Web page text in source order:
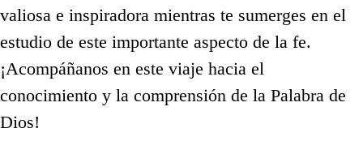
valiosa e inspiradora mientras te sumerges en el
estudio de este importante aspecto de la fe.
¡Acompáñanos en este viaje hacia el
conocimiento y la comprensión de la Palabra de
Dios!